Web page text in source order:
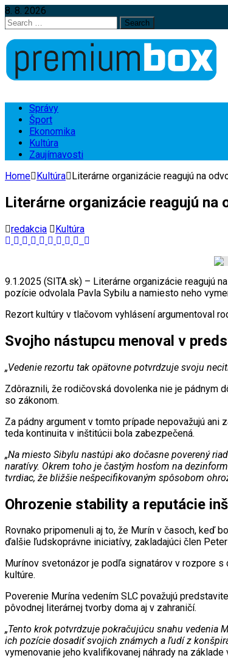
8. 8. 2026
Search
for:
Správy
Šport
Ekonomika
Kultúra
Zaujímavosti
Home Kultúra Literárne organizácie reagujú na
Literárne organizácie reagujú
redakcia Kultúra
9.1.2025 (SITA.sk) – Literárne organizácie reagujú
pozície odvolala Pavla Sybilu a namiesto neho
Rezort kultúry v tlačovom vyhlásení argumentoval
Svojho nástupcu menoval v
„Vedenie rezortu tak opätovne potvrdzuje svoju
Zdôraznili, že rodičovská dovolenka nie je pádnym
so zákonom.
Za pádny argument v tomto prípade nepovažujú
teda kontinuita v inštitúcii bola zabezpečená.
„Na miesto Sibylu nastúpi ako dočasne poverený
naratívy. Okrem toho je častým hosťom na
tvrdiac, že bližšie nešpecifikovaným spôsobom
Ohrozenie stability a reputácie
Rovnako pripomenuli aj to, že Murín v časoch, keď
ďalšie ľudskoprávne iniciatívy, zakladajúci člen
Murínov svetonázor je podľa signatárov v rozpore
kultúre.
Poverenie Murína vedením SLC považujú
pôvodnej literárnej tvorby doma aj v zahraničí.
„Tento krok potvrdzuje pokračujúcu snahu
ich pozície dosadiť svojich známych a ľudí z
vymenovanie jeho kvalifikovanej náhrady na